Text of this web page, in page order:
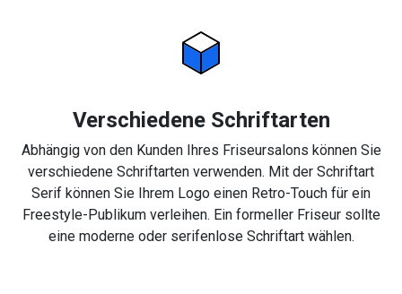
Verschiedene Schriftarten
Abhängig von den Kunden Ihres Friseursalons können Sie
verschiedene Schriftarten verwenden. Mit der Schriftart
Serif können Sie Ihrem Logo einen Retro-Touch für ein
Freestyle-Publikum verleihen. Ein formeller Friseur sollte
eine moderne oder serifenlose Schriftart wählen.